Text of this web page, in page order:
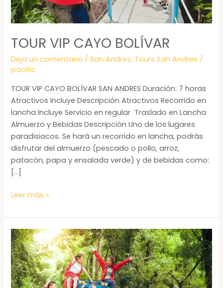
TOUR VIP CAYO BOLÍVAR
Deja un comentario /San Andres, Tours San Andres /
pacific
TOUR VIP CAYO BOLÍVAR SAN ANDRES Duración: 7 horas
Atractivos Incluye Descripción Atractivos Recorrido en
lancha Incluye Servicio en regular Traslado en Lancha
Almuerzo y Bebidas Descripción Uno de los lugares
paradisiacos. Se hará un recorrido en lancha, podrás
disfrutar del almuerzo (pescado o pollo, arroz,
patacón, papa y ensalada verde) y de bebidas como:
[…]
Leer más »
VUELTA
A
LA
ISLA
EN